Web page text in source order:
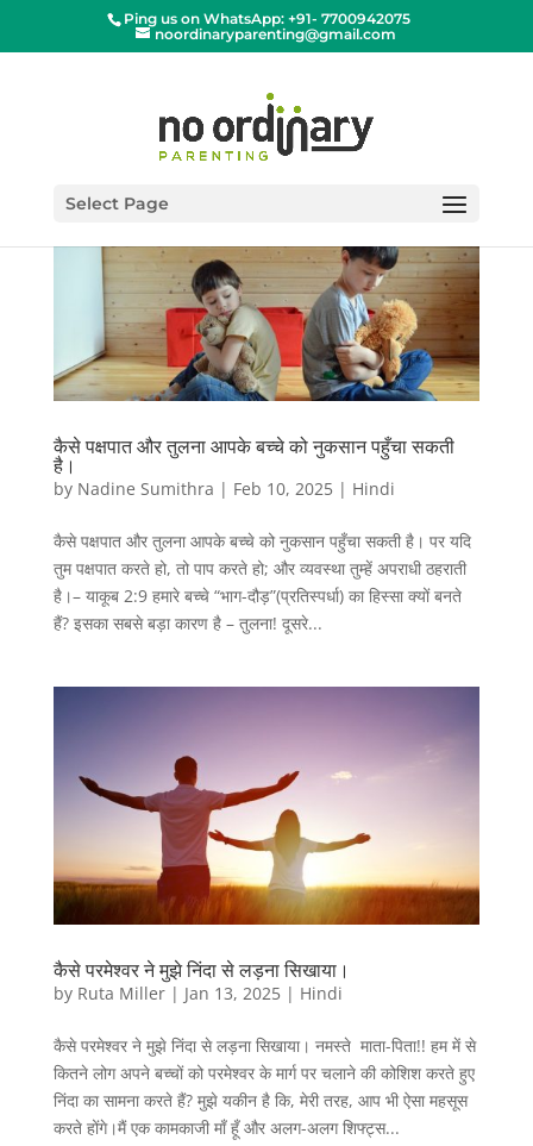
Ping us on WhatsApp: +91- 7700942075
noordinaryparenting@gmail.com
Select Page
कैसे पक्षपात और तुलना आपके बच्चे को नुकसान पहुँचा सकती
है।
by Nadine Sumithra | Feb 10, 2025| Hindi
कैसे पक्षपात और तुलना आपके बच्चे को नुकसान पहुँचा सकती है। पर यदि
तुम पक्षपात करते हो, तो पाप करते हो; और व्यवस्था तुम्हें अपराधी ठहराती
है।– याकूब 2:9 हमारे बच्चे “भाग-दौड़”(प्रतिस्पर्धा) का हिस्सा क्यों बनते
हैं? इसका सबसे बड़ा कारण है – तुलना! दूसरे...
कैसे परमेश्वर ने मुझे निंदा से लड़ना सिखाया।
by Ruta Miller| Jan 13, 2025| Hindi
कैसे परमेश्वर ने मुझे निंदा से लड़ना सिखाया। नमस्ते माता-पिता!! हम में से
कितने लोग अपने बच्चों को परमेश्वर के मार्ग पर चलाने की कोशिश करते हुए
निंदा का सामना करते हैं? मुझे यकीन है कि, मेरी तरह, आप भी ऐसा महसूस
करते होंगे।मैं एक कामकाजी माँ हूँ और अलग-अलग शिफ्ट्स...